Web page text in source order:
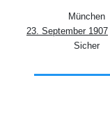
München
23. September 1907
Sicher